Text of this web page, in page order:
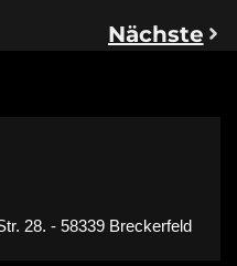
Nächste
28. - 58339 Breckerfeld